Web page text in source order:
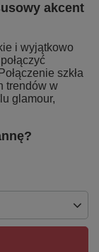
akcent
i wyjątkowo
szkła
trendów w
glamour,